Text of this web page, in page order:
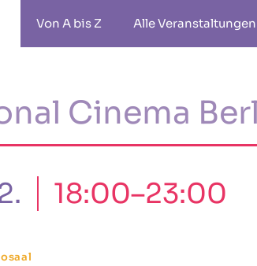
Von A bis Z Alle Veranstaltungen
Cinema
18:00–23:00